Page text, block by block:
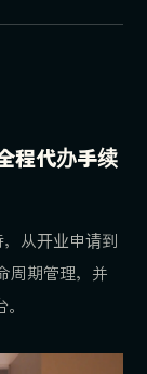
程代办手续
从开业申请到
周期管理，并